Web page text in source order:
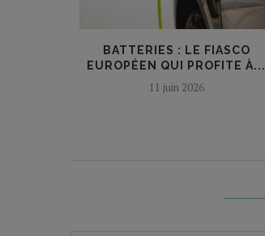
BATTERIES : LE FIASCO
EUROPÉEN QUI PROFITE À...
11 juin 2026